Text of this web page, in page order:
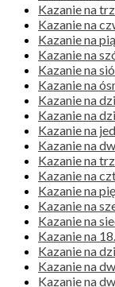
Kazanie na
Kazanie na
Kazanie na
Kazanie na
Kazanie na
Kazanie na
Kazanie na
Kazanie na
Kazanie na
Kazanie na
Kazanie na
Kazanie na
Kazanie na
Kazanie na
Kazanie na
Kazanie na
Kazanie na
Kazanie na
Kazanie na